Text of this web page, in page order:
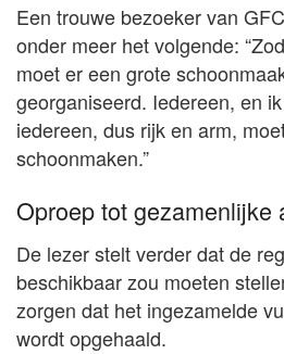
Een trouwe bezoeker van
onder meer het volgende:
moet er een grote
georganiseerd. Iedereen, en
iedereen, dus rijk en arm,
schoonmaken.”
Oproep tot gezamenlijke
De lezer stelt verder dat de
beschikbaar zou moeten
zorgen dat het ingezamelde
wordt opgehaald.